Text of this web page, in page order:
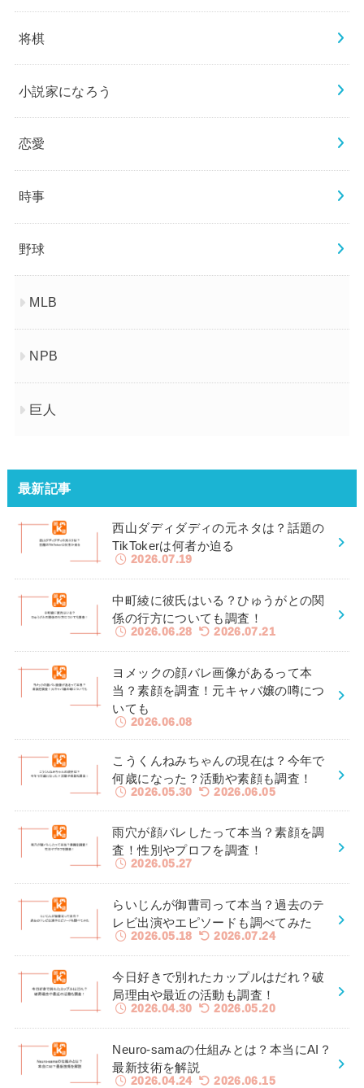
将棋
小説家になろう
恋愛
時事
野球
MLB
NPB
巨人
最新記事
西山ダディダディの元ネタは？話題の
TikTokerは何者か迫る
2026.07.19
中町綾に彼氏はいる？ひゅうがとの関
係の行方についても調査！
2026.06.28 2026.07.21
ヨメックの顔バレ画像があるって本
当？素顔を調査！元キャバ嬢の噂につ
いても
2026.06.08
こうくんねみちゃんの現在は？今年で
何歳になった？活動や素顔も調査！
2026.05.30 2026.06.05
雨穴が顔バレしたって本当？素顔を調
査！性別やプロフを調査！
2026.05.27
らいじんが御曹司って本当？過去のテ
レビ出演やエピソードも調べてみた
2026.05.18 2026.07.24
今日好きで別れたカップルはだれ？破
局理由や最近の活動も調査！
2026.04.30 2026.05.20
Neuro-samaの仕組みとは？本当にAI？
最新技術を解説
2026.04.24 2026.06.15